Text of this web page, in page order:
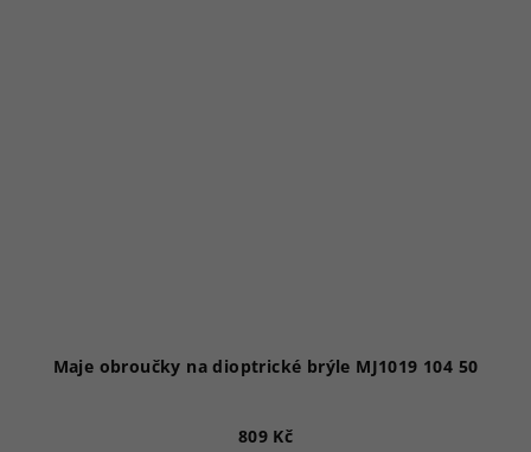
Maje obroučky na dioptrické brýle MJ1019 104 50
809 Kč